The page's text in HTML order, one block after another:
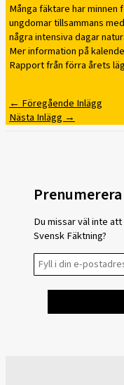
Många fäktare har
ungdomar tillsammans
några intensiva dagar
Mer information på
Rapport från förra årets
←Föregående Inlägg
Nästa Inlägg→
Du missar väl inte
Svensk Fäktning?